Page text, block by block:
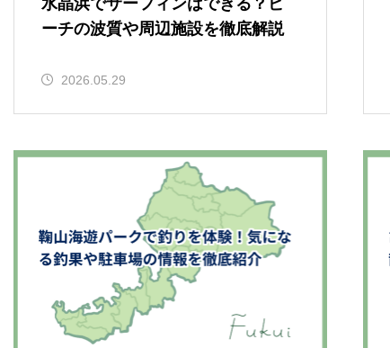
水晶浜でサーフィンはできる？ビ
ーチの波質や周辺施設を徹底解説
2026.05.29